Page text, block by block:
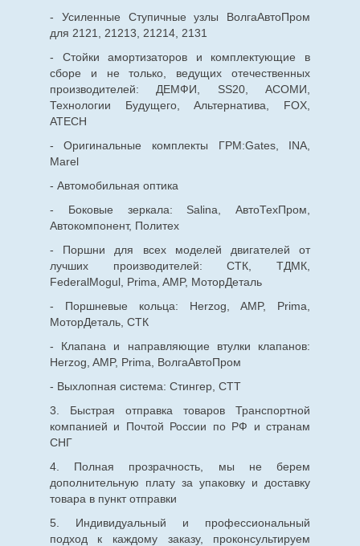
- Усиленные Ступичные узлы ВолгаАвтоПром
для 2121, 21213, 21214, 2131
- Стойки амортизаторов и комплектующие в
сборе и не только, ведущих отечественных
производителей: ДЕМФИ, SS20, АСОМИ,
Технологии Будущего, Альтернатива, FOX,
ATECH
- Оригинальные комплекты ГРМ:Gates, INA,
Marel
- Автомобильная оптика
- Боковые зеркала: Salina, АвтоТехПром,
Автокомпонент, Политех
- Поршни для всех моделей двигателей от
лучших производителей: СТК, ТДМК,
FederalMogul, Prima, AMP, МоторДеталь
- Поршневые кольца: Herzog, AMP, Prima,
МоторДеталь, СТК
- Клапана и направляющие втулки клапанов:
Herzog, AMP, Prima, ВолгаАвтоПром
- Выхлопная система: Стингер, СТТ
3. Быстрая отправка товаров Транспортной
компанией и Почтой России по РФ и странам
СНГ
4. Полная прозрачность, мы не берем
дополнительную плату за упаковку и доставку
товара в пункт отправки
5. Индивидуальный и профессиональный
подход к каждому заказу, проконсультируем